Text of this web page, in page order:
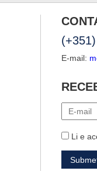
E-mail:
Li e